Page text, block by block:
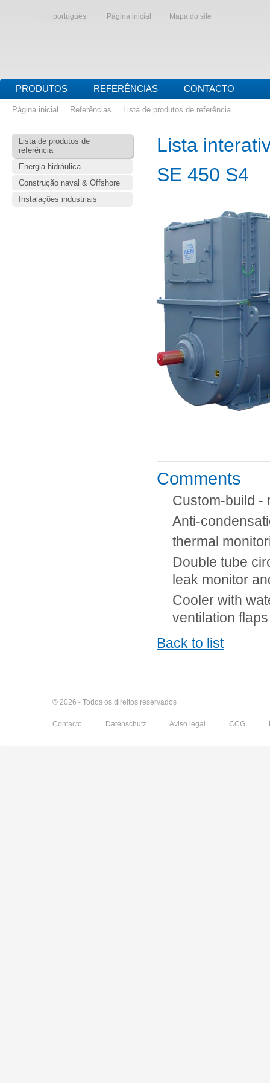
português Página inicial Mapa do site
PRODUTOS REFERÊNCIAS CONTACTO
Página inicial Referências Lista de produtos de referência
Lista de produtos de
referência
Energia hidráulica
Construção naval & Offshore
Instalações industriais
Lista
SE 450 S4
Comments
Custom-build -
Anti-
thermal
Double tube
leak monitor
Cooler with
ventilation flaps
Back to list
© 2026 - Todos os direitos reservados
Contacto Datenschutz Aviso legal CCG